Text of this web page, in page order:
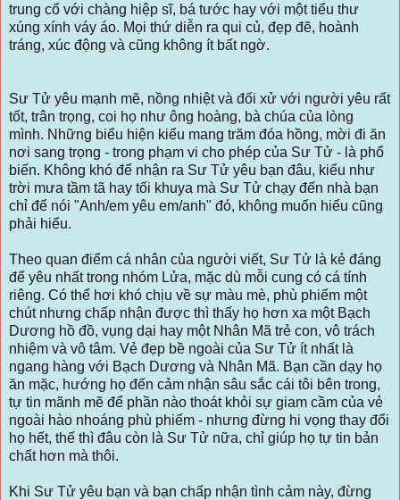
trung cổ với chàng hiệp sĩ, bá tước hay với một tiểu thư
xúng xính váy áo. Mọi thứ diễn ra qui củ, đẹp đẽ, hoành
tráng, xúc động và cũng không ít bất ngờ.
Sư Tử yêu mạnh mẽ, nồng nhiệt và đối xử với người yêu rất
tốt, trân trọng, coi họ như ông hoàng, bà chúa của lòng
mình. Những biểu hiện kiểu mang trăm đóa hồng, mời đi ăn
nơi sang trọng - trong phạm vi cho phép của Sư Tử - là phổ
biến. Không khó để nhận ra Sư Tử yêu bạn đâu, kiểu như
trời mưa tầm tã hay tối khuya mà Sư Tử chạy đến nhà bạn
chỉ để nói "Anh/em yêu em/anh" đó, không muốn hiểu cũng
phải hiểu.
Theo quan điểm cá nhân của người viết, Sư Tử là kẻ đáng
để yêu nhất trong nhóm Lửa, mặc dù mỗi cung có cá tính
riêng. Có thể hơi khó chịu về sự màu mè, phù phiếm một
chút nhưng chấp nhận được thì thấy họ hơn xa một Bạch
Dương hồ đồ, vụng dại hay một Nhân Mã trẻ con, vô trách
nhiệm và vô tâm. Vẻ đẹp bề ngoài của Sư Tử ít nhất là
ngang hàng với Bạch Dương và Nhân Mã. Bạn cần dạy họ
ăn mặc, hướng họ đến cảm nhận sâu sắc cái tôi bên trong,
tự tin mãnh mẽ để phần nào thoát khỏi sự giam cầm của vẻ
ngoài hào nhoáng phù phiếm - nhưng đừng hi vọng thay đổi
họ hết, thế thì đâu còn là Sư Tử nữa, chỉ giúp họ tự tin bản
chất hơn mà thôi.
Khi Sư Tử yêu bạn và bạn chấp nhận tình cảm này, đừng